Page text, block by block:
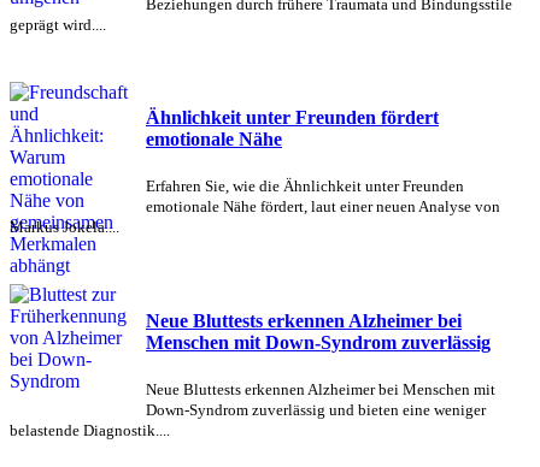
Beziehungen durch frühere Traumata und Bindungsstile
geprägt wird....
Ähnlichkeit unter Freunden fördert
emotionale Nähe
Erfahren Sie, wie die Ähnlichkeit unter Freunden
emotionale Nähe fördert, laut einer neuen Analyse von
Markus Jokela....
Neue Bluttests erkennen Alzheimer bei
Menschen mit Down-Syndrom zuverlässig
Neue Bluttests erkennen Alzheimer bei Menschen mit
Down-Syndrom zuverlässig und bieten eine weniger
belastende Diagnostik....